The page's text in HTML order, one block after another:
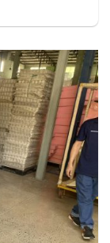
hiệu quả sản